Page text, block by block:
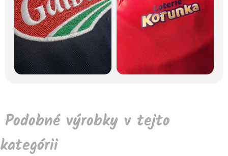
Podobné výrobky v tejto
kategórii